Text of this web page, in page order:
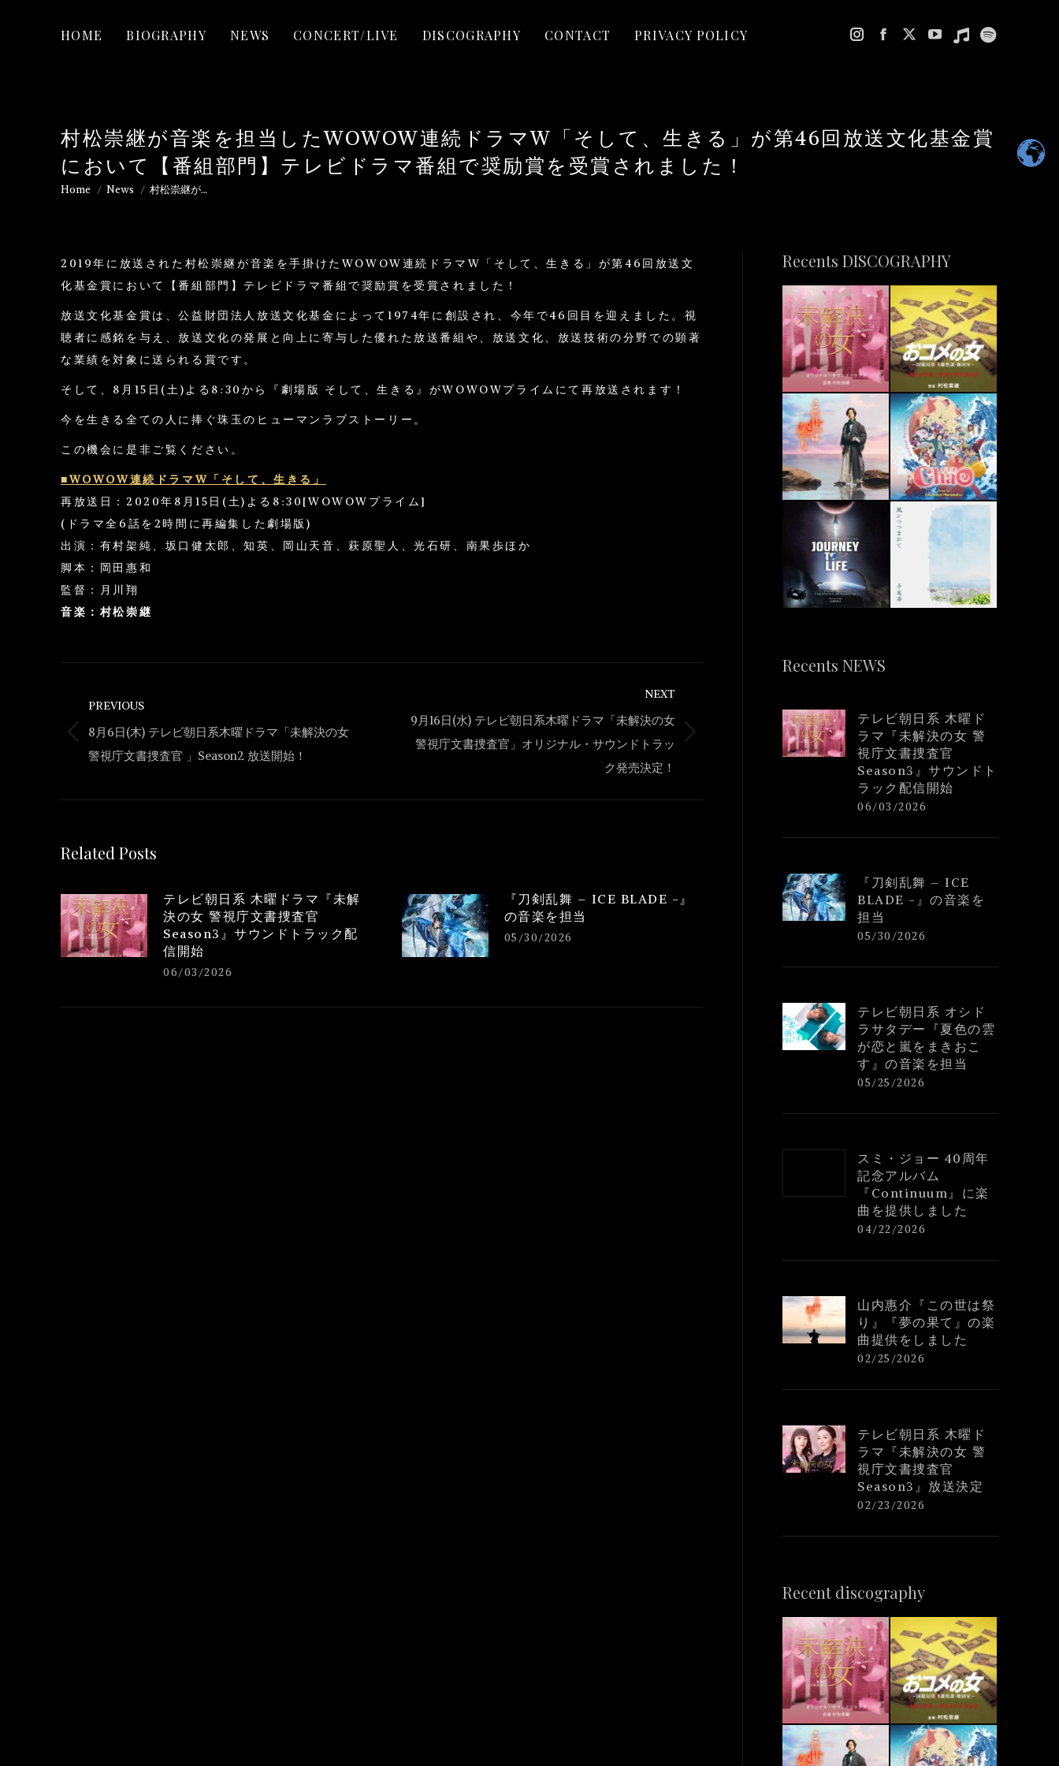
HOME BIOGRAPHY NEWS CONCERT/LIVE DISCOGRAPHY CONTACT PRIVACY POLICY
Instagram
new
Facebook
new
X
new
YouTube
new
Music
new
Spotify
new
window
村松崇継が音楽を担当したWOWOW連続ドラマW「そして、生きる」が第46回放送文化基金賞
において【番組部門】テレビドラマ番組で奨励賞を受賞されました！
You are here:
Home News 村松崇継が…
2019年に放送された村松崇継が音楽を手掛けたWOWOW連続ドラマW「そして、生きる」が第46回放送文
化基金賞において【番組部門】テレビドラマ番組で奨励賞を受賞されました！
放送文化基金賞は、公益財団法人放送文化基金によって1974年に創設され、今年で46回目を迎えました。視
聴者に感銘を与え、放送文化の発展と向上に寄与した優れた放送番組や、放送文化、放送技術の分野での顕著
な業績を対象に送られる賞です。
そして、8月15日(土)よる8:30から『劇場版 そして、生きる』がWOWOWプライムにて再放送されます！
今を生きる全ての人に捧ぐ珠玉のヒューマンラブストーリー。
この機会に是非ご覧ください。
■WOWOW連続ドラマW「そして、生きる」
再放送日：2020年8月15日(土)よる8:30[WOWOWプライム]
(ドラマ全6話を2時間に再編集した劇場版)
出演：有村架純、坂口健太郎、知英、岡山天音、萩原聖人、光石研、南果歩ほか
脚本：岡田惠和
監督：月川翔
音楽：村松崇継
navigation
PREVIOUS
Previous
post:
8月6日(木) テレビ朝日系木曜ドラマ「未解決の女
警視庁文書捜査官 」Season2 放送開始！
NEXT
Next
9月16日(水) テレビ朝日系木曜ドラマ「未解決の女
警視庁文書捜査官」オリジナル・サウンドトラッ
ク発売決定！
Related Posts
テレビ朝日系 木曜ドラマ『未解
決の女 警視庁文書捜査官
Season3』サウンドトラック配
信開始
06/03/2026
『刀剣乱舞 – ICE BLADE -』
の音楽を担当
05/30/2026
Recents DISCOGRAPHY
Recents NEWS
テレビ朝日系 木曜ド
ラマ『未解決の女 警
視庁文書捜査官
Season3』サウンドト
ラック配信開始
06/03/2026
『刀剣乱舞 – ICE
BLADE -』の音楽を
担当
05/30/2026
テレビ朝日系 オシド
ラサタデー『夏色の雲
が恋と嵐をまきおこ
す』の音楽を担当
05/25/2026
スミ・ジョー 40周年
記念アルバム
『Continuum』に楽
曲を提供しました
04/22/2026
山内惠介『この世は祭
り』『夢の果て』の楽
曲提供をしました
02/25/2026
テレビ朝日系 木曜ド
ラマ『未解決の女 警
視庁文書捜査官
Season3』放送決定
02/23/2026
Recent discography